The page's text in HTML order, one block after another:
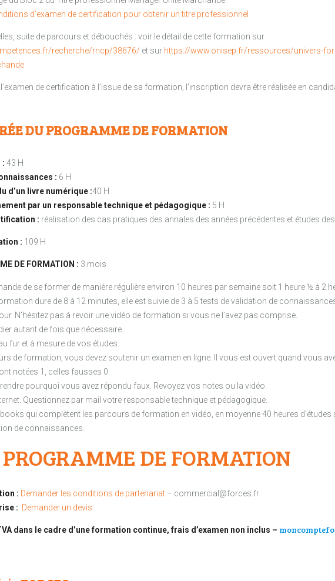
d’examen de certification pour obtenir un titre professionnel
suite de parcours et débouchés : voir le détail de cette formation sur
recherche/rncp/38676/ et sur https://www.onisep.fr/ressources/univers-
de certification à l’issue de sa formation, l’inscription devra être réalisée en
DU PROGRAMME DE FORMATION
: 43 H
: 6 H
d’un livre numérique :40 H
par un responsable technique et pédagogique : 5 H
: réalisation des cas pratiques des annales des années précédentes et études
: 109 H
DE FORMATION : 3 mois
de se former de manière régulière environ 10 heures par semaine soit 1 heure ½ à 2
dure de 8 à 12 minutes, elle est suivie de 3 à 5 tests de validation de
N’hésitez pas à revoir une vidéo de formation si vous ne l’avez pas comprise.
autant de fois que nécessaire.
fur et à mesure de vos études.
de formation, vous devez soutenir un examen en ligne. Il vous est ouvert quand vous
notées 1, celles fausses 0.
pourquoi vous avez répondu faux. Revoyez vos notes ou la vidéo.
Questionnez par mail votre responsable technique et pédagogique.
books qui complètent les parcours de formation en vidéo, en moyenne 40 heures
de connaissances.
DE FORMATION
: Demander les conditions de partenariat – commercial@forces.fr
: Demander un devis
dans le cadre d’une formation continue, frais d’examen non inclus –